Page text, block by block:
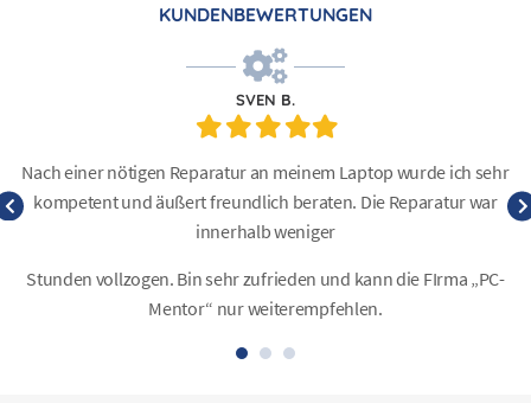
KUNDENBEWERTUNGEN
SVEN B.
Filled
star
Filled
star
Filled
star
Filled
star
Filled
star
Nach einer nötigen Reparatur an meinem Laptop wurde ich sehr
kompetent und äußert freundlich beraten. Die Reparatur war
innerhalb weniger
Stunden vollzogen. Bin sehr zufrieden und kann die FIrma „PC-
Mentor“ nur weiterempfehlen.